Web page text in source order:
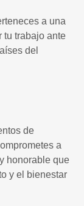
a una
tu trabajo ante
del
de
a
honorable que
y el bienestar